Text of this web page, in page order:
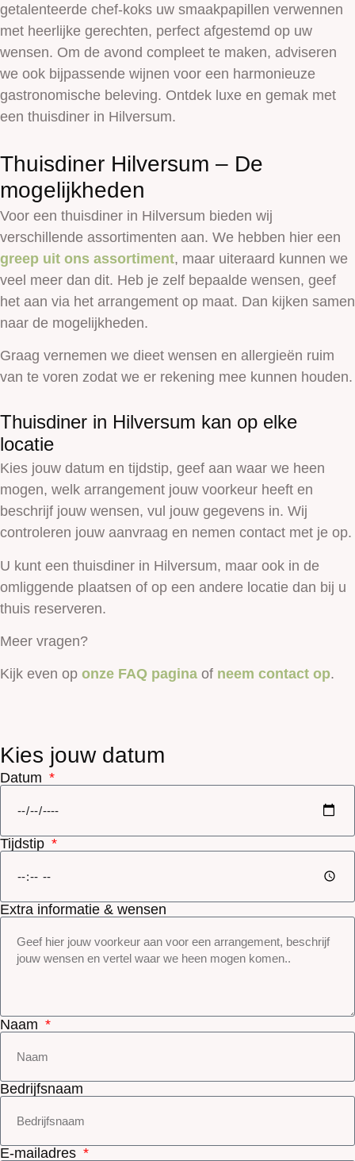
getalenteerde chef-koks uw smaakpapillen verwennen
met heerlijke gerechten, perfect afgestemd op uw
wensen. Om de avond compleet te maken, adviseren
we ook bijpassende wijnen voor een harmonieuze
gastronomische beleving. Ontdek luxe en gemak met
een thuisdiner in Hilversum.
Thuisdiner Hilversum – De
mogelijkheden
Voor een thuisdiner in Hilversum bieden wij
verschillende assortimenten aan. We hebben hier een
greep uit ons assortiment, maar uiteraard kunnen we
veel meer dan dit. Heb je zelf bepaalde wensen, geef
het aan via het arrangement op maat. Dan kijken samen
naar de mogelijkheden.
Graag vernemen we dieet wensen en allergieën ruim
van te voren zodat we er rekening mee kunnen houden.
Thuisdiner in Hilversum kan op elke
locatie
Kies jouw datum en tijdstip, geef aan waar we heen
mogen, welk arrangement jouw voorkeur heeft en
beschrijf jouw wensen, vul jouw gegevens in. Wij
controleren jouw aanvraag en nemen contact met je op.
U kunt een thuisdiner in Hilversum, maar ook in de
omliggende plaatsen of op een andere locatie dan bij u
thuis reserveren.
Meer vragen?
Kijk even op onze FAQ pagina of neem contact op.
Kies jouw datum
Datum
Tijdstip
Extra informatie & wensen
Naam
Bedrijfsnaam
E-mailadres